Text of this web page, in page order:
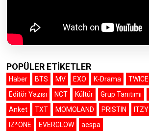
POPÜLER ETİKETLER
Haber BTS MV EXO K-Drama TWICE
Editör Yazısı
NCT Kültür Grup Tanıtımı
Anket
TXT MOMOLAND PRISTIN ITZY
IZ*ONE
EVERGLOW aespa